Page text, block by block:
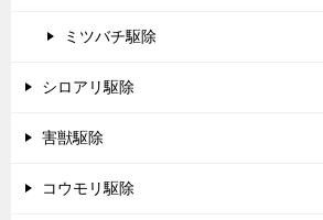
ミツバチ駆除
シロアリ駆除
害獣駆除
コウモリ駆除